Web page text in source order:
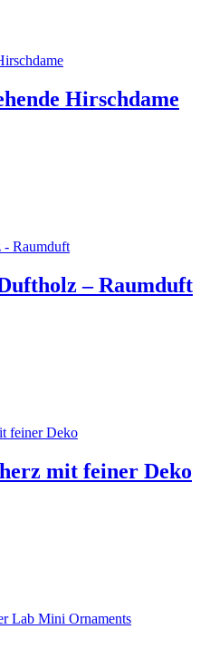
Hirschdame
– Raumduft
mit feiner Deko